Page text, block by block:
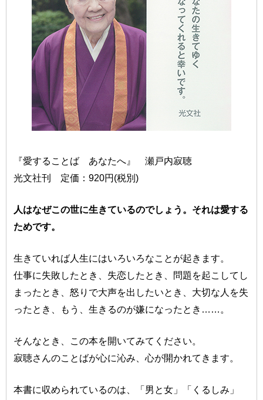
『愛することば あなたへ』 瀬戸内寂聴
光文社刊 定価：920円(税別)
人はなぜこの世に生きているのでしょう。それは愛する
ためです。
生きていれば人生にはいろいろなことが起きます。
仕事に失敗したとき、失恋したとき、問題を起こしてし
まったとき、怒りで大声を出したいとき、大切な人を失
ったとき、もう、生きるのが嫌になったとき……。
そんなとき、この本を開いてみてください。
寂聴さんのことばが心に沁み、心が開かれてきます。
本書に収められているのは、「男と女」「くるしみ」